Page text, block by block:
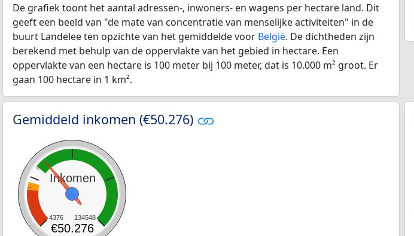
De grafiek toont het aantal adressen-, inwoners- en wagens per hectare land. Dit
geeft een beeld van "de mate van concentratie van menselijke activiteiten" in de
buurt Landelee ten opzichte van het gemiddelde voor België. De dichtheden zijn
berekend met behulp van de oppervlakte van het gebied in hectare. Een
oppervlakte van een hectare is 100 meter bij 100 meter, dat is 10.000 m² groot. Er
gaan 100 hectare in 1 km².
Gemiddeld inkomen (€50.276)
Inkomen
4376 134548
€50.276